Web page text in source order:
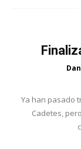
Ya han pasado
Cadetes,